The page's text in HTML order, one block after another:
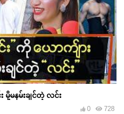
မို့မနမ်းချင်တဲ့ လင်း
728
0